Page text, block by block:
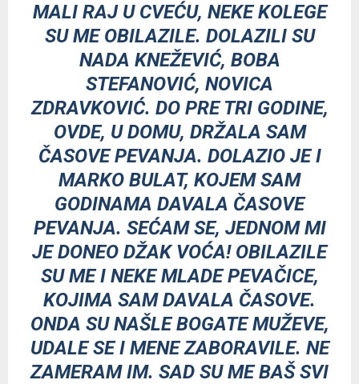
MALI RAJ U CVEĆU, NEKE KOLEGE
SU ME OBILAZILE. DOLAZILI SU
NADA KNEŽEVIĆ, BOBA
STEFANOVIĆ, NOVICA
ZDRAVKOVIĆ. DO PRE TRI GODINE,
OVDE, U DOMU, DRŽALA SAM
ČASOVE PEVANJA. DOLAZIO JE I
MARKO BULAT, KOJEM SAM
GODINAMA DAVALA ČASOVE
PEVANJA. SEĆAM SE, JEDNOM MI
JE DONEO DŽAK VOĆA! OBILAZILE
SU ME I NEKE MLADE PEVAČICE,
KOJIMA SAM DAVALA ČASOVE.
ONDA SU NAŠLE BOGATE MUŽEVE,
UDALE SE I MENE ZABORAVILE. NE
ZAMERAM IM. SAD SU ME BAŠ SVI